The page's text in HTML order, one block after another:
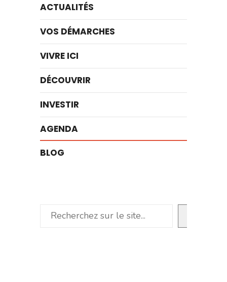
ACTUALITÉS
VOS DÉMARCHES
VIVRE ICI
DÉCOUVRIR
INVESTIR
AGENDA
BLOG
Rechercher